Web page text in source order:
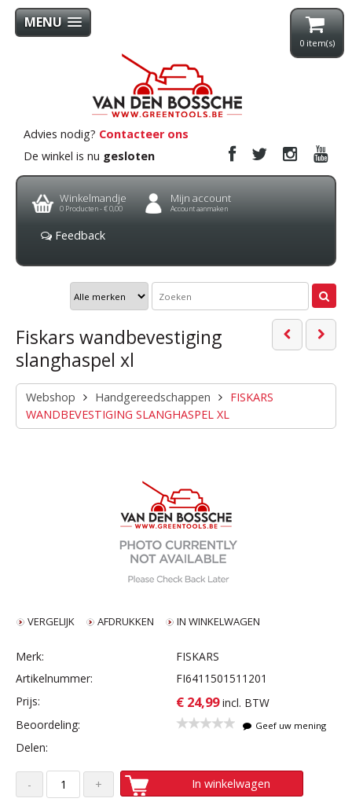
MENU
0 item(s)
Advies nodig? Contacteer ons
De winkel is nu gesloten
Winkelmandje
0 Producten -€ 0,00
Mijn account
Account aanmaken
Feedback
Fiskars wandbevestiging
slanghaspel xl
Webshop Handgereedschappen
FISKARS
WANDBEVESTIGING SLANGHASPEL XL
VERGELIJK AFDRUKKEN IN WINKELWAGEN
Merk:
FISKARS
Artikelnummer:
FI6411501511201
Prijs:
€ 24,99 incl. BTW
Beoordeling:
Geef uw mening
Delen:
In winkelwagen